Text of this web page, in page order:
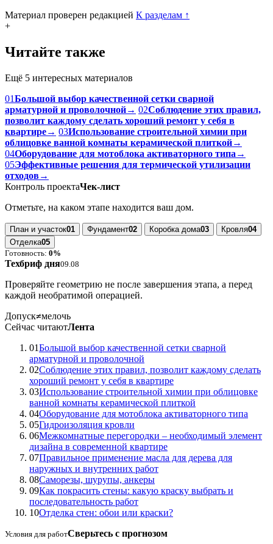
Материал проверен редакцией К разделам ↑
+
Читайте также
Ещё 5 интересных материалов
01Большой выбор качественной сетки сварной
арматурной и проволочной→ 02Соблюдение этих правил,
позволит каждому сделать хороший ремонт у себя в
квартире→ 03Использование строительной химии при
облицовке ванной комнаты керамической плиткой→
04Оборудование для мотоблока активаторного типа →
05Эффективные решения для термической утилизации
отходов→
Контроль проектаЧек-лист
Отметьте, на каком этапе находится ваш дом.
План и участок01 Фундамент02 Коробка дома03 Кровля04
Отделка05
Готовность: 0%
Техбриф дня09.08
Проверяйте геометрию не после завершения этапа, а перед
каждой необратимой операцией.
Допуск≠мелочь
Сейчас читаютЛента
01Большой выбор качественной сетки сварной
арматурной и проволочной
02Соблюдение этих правил, позволит каждому сделать
хороший ремонт у себя в квартире
03Использование строительной химии при облицовке
ванной комнаты керамической плиткой
04Оборудование для мотоблока активаторного типа
05Гидроизоляция кровли
06Межкомнатные перегородки – необходимый элемент
дизайна в современной квартире
07Правильное применение масла для дерева для
наружных и внутренних работ
08Саморезы, шурупы, анкеры
09Как покрасить стены: какую краску выбрать и
последовательность работ
10Отделка стен: обои или краски?
Условия для работСверьтесь с прогнозом